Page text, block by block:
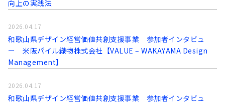
向上の実践法
和歌山県デザイン経営価値共創支援事業 参加者インタビュ
ー 米阪パイル織物株式会社【VALUE – WAKAYAMA Design
Management】
2026.04.17
和歌山県デザイン経営価値共創支援事業 参加者インタビュ
2026.04.17